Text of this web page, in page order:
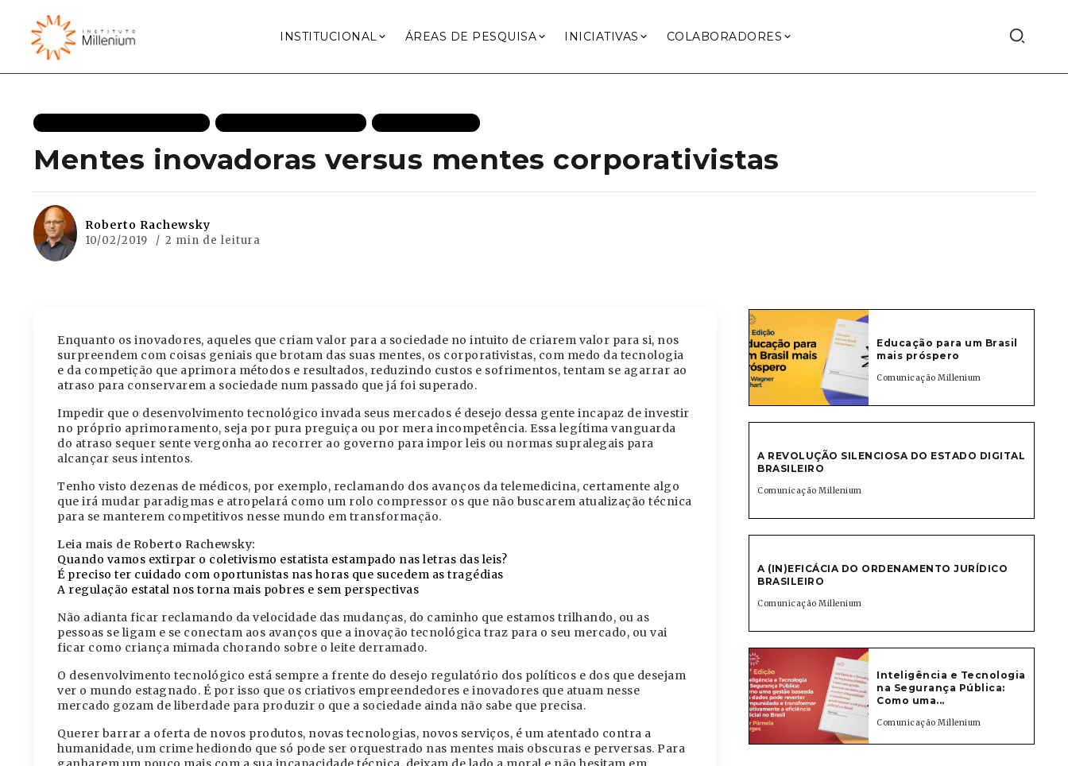
INSTITUCIONAL ÁREAS DE PESQUISA INICIATIVAS COLABORADORES
Mentes inovadoras versus mentes corporativistas
Roberto Rachewsky
10/02/2019 2 min de leitura
Enquanto os inovadores, aqueles que criam valor para a sociedade no intuito de criarem valor para si, nos
surpreendem com coisas geniais que brotam das suas mentes, os corporativistas, com medo da tecnologia
e da competição que aprimora métodos e resultados, reduzindo custos e sofrimentos, tentam se agarrar ao
atraso para conservarem a sociedade num passado que já foi superado.
Impedir que o desenvolvimento tecnológico invada seus mercados é desejo dessa gente incapaz de investir
no próprio aprimoramento, seja por pura preguiça ou por mera incompetência. Essa legítima vanguarda
do atraso sequer sente vergonha ao recorrer ao governo para impor leis ou normas supralegais para
alcançar seus intentos.
Tenho visto dezenas de médicos, por exemplo, reclamando dos avanços da telemedicina, certamente algo
que irá mudar paradigmas e atropelará como um rolo compressor os que não buscarem atualização técnica
para se manterem competitivos nesse mundo em transformação.
Leia mais de Roberto Rachewsky:
Quando vamos extirpar o coletivismo estatista estampado nas letras das leis?
É preciso ter cuidado com oportunistas nas horas que sucedem as tragédias
A regulação estatal nos torna mais pobres e sem perspectivas
Não adianta ficar reclamando da velocidade das mudanças, do caminho que estamos trilhando, ou as
pessoas se ligam e se conectam aos avanços que a inovação tecnológica traz para o seu mercado, ou vai
ficar como criança mimada chorando sobre o leite derramado.
O desenvolvimento tecnológico está sempre a frente do desejo regulatório dos políticos e dos que desejam
ver o mundo estagnado. É por isso que os criativos empreendedores e inovadores que atuam nesse
mercado gozam de liberdade para produzir o que a sociedade ainda não sabe que precisa.
Querer barrar a oferta de novos produtos, novas tecnologias, novos serviços, é um atentado contra a
humanidade, um crime hediondo que só pode ser orquestrado nas mentes mais obscuras e perversas. Para
Educação para um Brasil
mais próspero
Comunicação Millenium
A REVOLUÇÃO SILENCIOSA DO ESTADO DIGITAL
BRASILEIRO
Comunicação Millenium
A (IN)EFICÁCIA DO ORDENAMENTO JURÍDICO
BRASILEIRO
Comunicação Millenium
Inteligência e Tecnologia
na Segurança Pública:
Como uma...
Comunicação Millenium